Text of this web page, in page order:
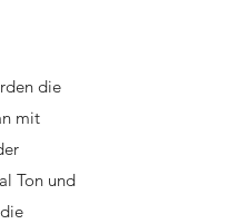
die
mit
Ton und